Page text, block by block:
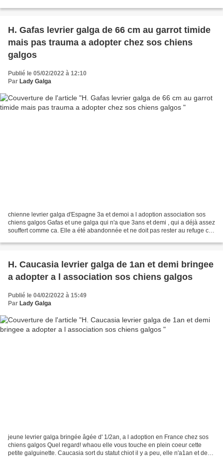
H. Gafas levrier galga de 66 cm au garrot timide
mais pas trauma a adopter chez sos chiens
galgos
Publié le 05/02/2022 à 12:10
Par Lady Galga
chienne levrier galga d'Espagne 3a et demoi a l adoption association sos
chiens galgos Gafas et une galga qui n'a que 3ans et demi , qui a déjà assez
souffert comme ca. Elle a été abandonnée et ne doit pas rester au refuge car
H. Caucasia levrier galga de 1an et demi bringee
a adopter a l association sos chiens galgos
Publié le 04/02/2022 à 15:49
Par Lady Galga
jeune levrier galga bringée âgée d' 1/2an, a l adoption en France chez sos
chiens galgos Quel regard! whaou elle vous touche en plein coeur cette
petite galguinette. Caucasia sort du statut chiot il y a peu, elle n'a1an et demi